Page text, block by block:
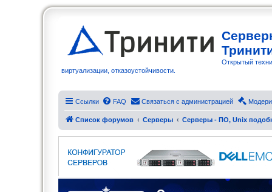
Открытый
виртуализации, отказоустойчивости.
Ссылки FAQ Связаться с администрацией
Список форумов Серверы Серверы - ПО, Unix